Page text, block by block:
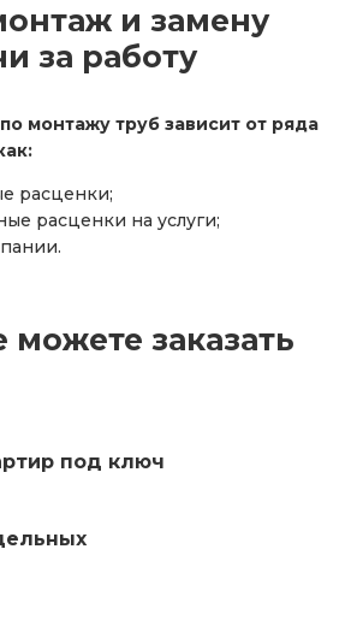
и замену
за работу
монтажу труб зависит от ряда
расценки;
расценки на услуги;
можете заказать
под ключ